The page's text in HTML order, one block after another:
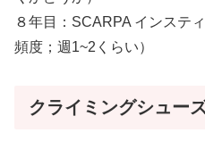
８年目：SCARPA インステ
頻度；週1~2くらい）
クライミングシュー